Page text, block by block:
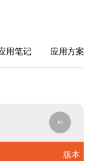
用笔记 应用方案
版本